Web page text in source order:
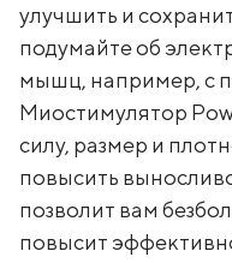
улучшить и
подумайте об
мышц, например, с
Миостимулятор
силу, размер и
повысить
позволит вам
повысит